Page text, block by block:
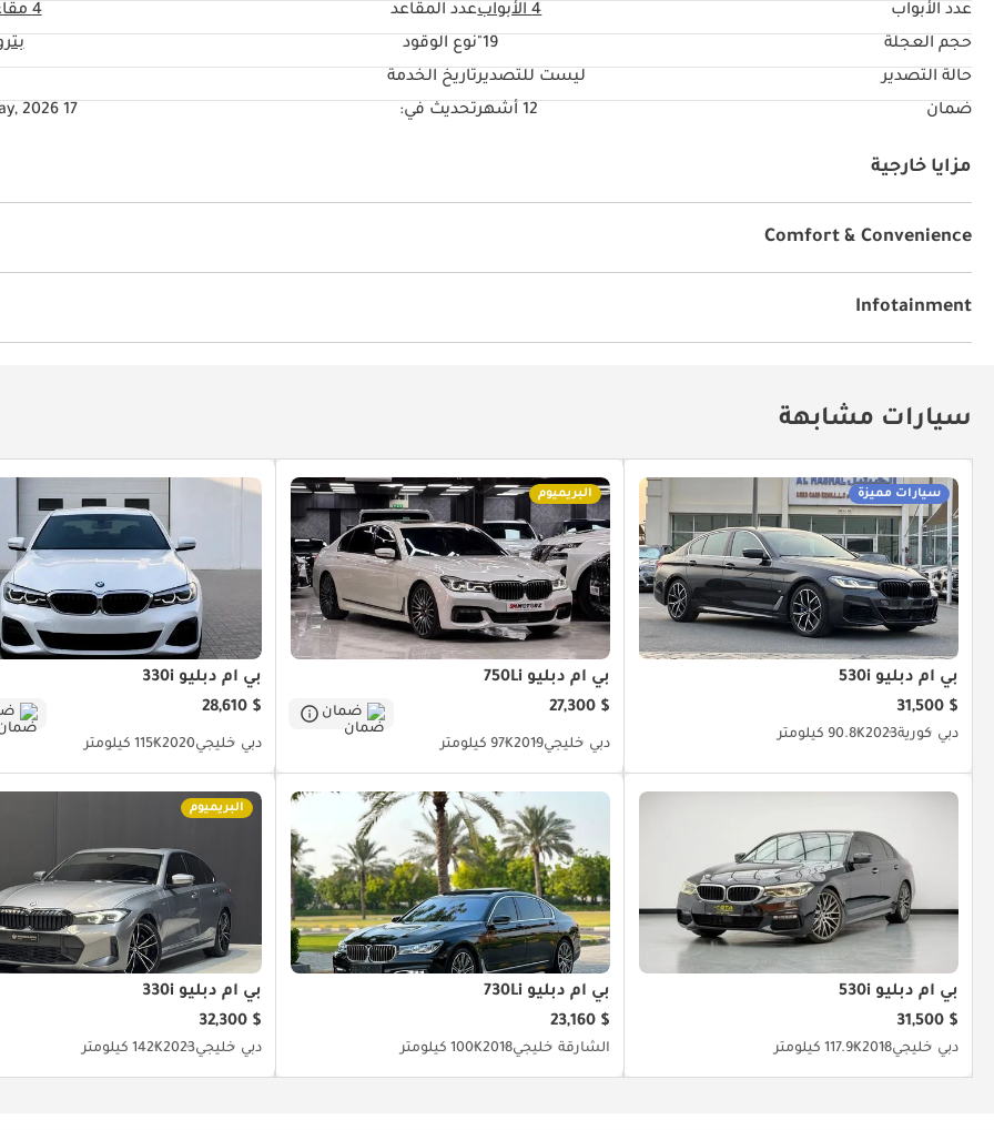
عدد الأبواب
4 الأبواب عدد المقاعد
4 مقاعد
حجم العجلة
19" نوع الوقود
حالة التصدير
ليست للتصديرتاريخ الخدمة
ضمان
12 أشهر تحديث في: 17 May, 2026
مزايا خارجية
Comfort & Convenience
Infotainment
سيارات مشابهة
سيارات مميزة
بي أم دبليو 530i
$ 31,500
دبي كورية202390.8K كيلومتر
البريميوم
بي أم دبليو 750Li
$ 27,300
ضمان
دبي خليجي201997K كيلومتر
بي أم دبليو 330i
$ 28,610
دبي خليجي2020115K كيلومتر
بي أم دبليو 530i
$ 31,500
دبي خليجي2018117.9K كيلومتر
بي أم دبليو 730Li
$ 23,160
الشارقة خليجي2018100K كيلومتر
البريميوم
بي أم دبليو 330i
$ 32,300
دبي خليجي2023142K كيلومتر